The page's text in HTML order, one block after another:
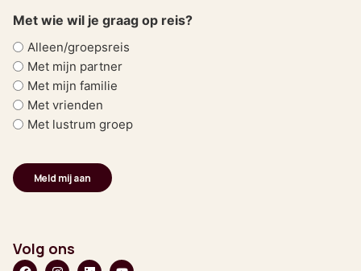
Met wie wil je graag op reis?
Alleen/groepsreis
Met mijn partner
Met mijn familie
Met vrienden
Met lustrum groep
Volg ons